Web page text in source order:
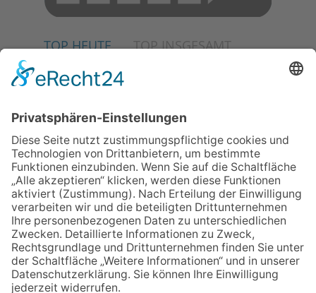
TOP HEUTE TOP INSGESAMT
02.07.2026
04.06.2026
Junge Musiker erringen Sieg
beim Mendelssohn-
Wettbewerb
23.07.2026
Partnerschaftsverein
Kronberg-Aberystwyth feiert
30-Jähriges
13.05.2026
GEWINNSPIEL
06.08.2026
„Die Globale Märchenstraße“:
Workshopreihe in der
Stadtbücherei